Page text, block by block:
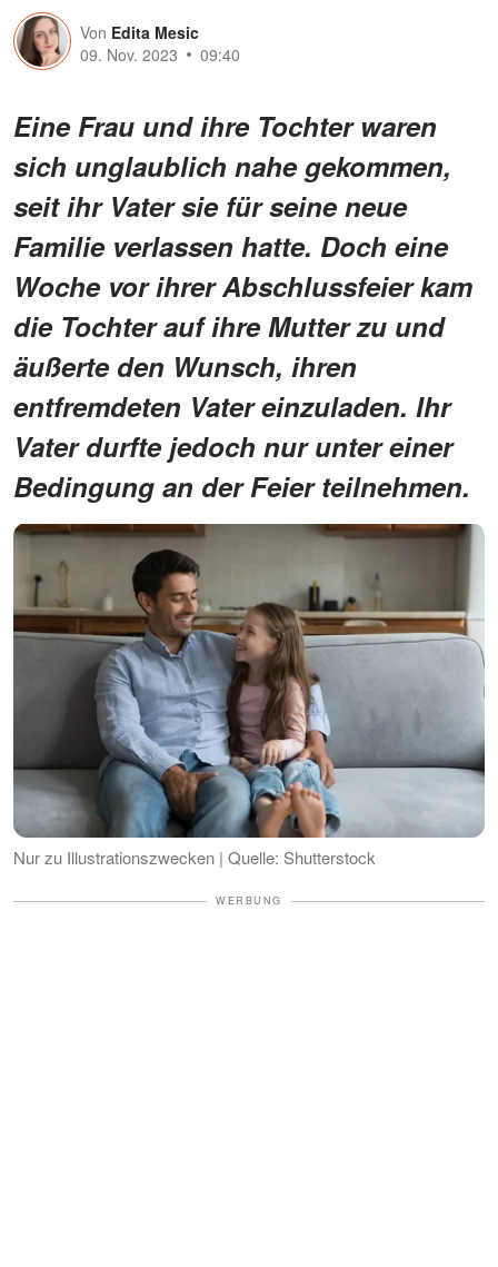
Von Edita Mesic
09. Nov. 2023
09:40
Eine Frau und ihre Tochter waren
sich unglaublich nahe gekommen,
seit ihr Vater sie für seine neue
Familie verlassen hatte. Doch eine
Woche vor ihrer Abschlussfeier kam
die Tochter auf ihre Mutter zu und
äußerte den Wunsch, ihren
entfremdeten Vater einzuladen. Ihr
Vater durfte jedoch nur unter einer
Bedingung an der Feier teilnehmen.
Nur zu Illustrationszwecken | Quelle: Shutterstock
WERBUNG